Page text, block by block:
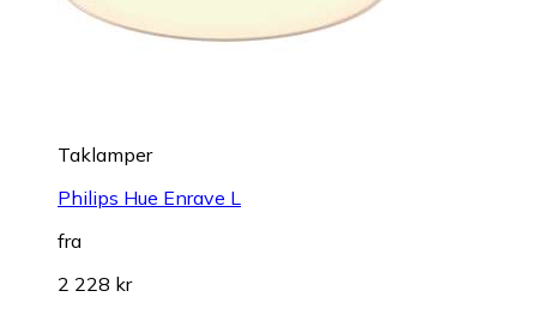
Taklamper
Philips Hue Enrave L
fra
2 228 kr